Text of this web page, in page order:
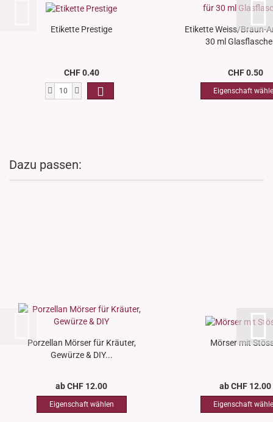
Etikette Prestige
CHF 0.40
Etikette Weiss/Braun-
30 ml
CHF 0.50
Dazu passen:
Porzellan Mörser für Kräuter,
Gewürze & DIY...
ab CHF 12.00
Mörser mit
ab CHF 12.00